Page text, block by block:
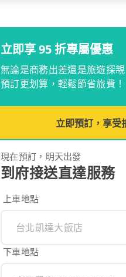
立即享 95 折專屬優惠
無論是商務出差還是旅遊探
預訂更划算，輕鬆節省旅費！
立即預訂，享受
現在預訂，明天出發
到府接送直達服務
上車地點
下車地點